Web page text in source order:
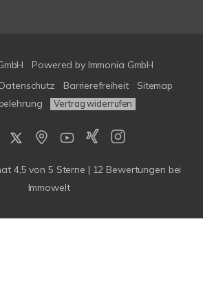
Powered by Immonia GmbH
Datenschutz Barrierefreiheit
Sitemap
Vertrag widerrufen
4,5 von 5 Sterne | 12 Bewertungen bei
Immowelt